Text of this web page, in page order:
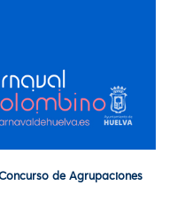
de Agrupaciones